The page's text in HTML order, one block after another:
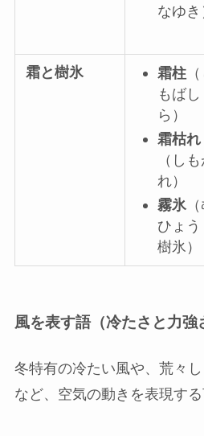
なゆき
霜と樹氷 霜柱
もばし
ら）
霜枯れ
（し
れ）
霧氷（
ひょう
樹氷）
風を表す語（冷たさと力強
冬特有の冷たい風や、荒々
など、空気の動きを表現する